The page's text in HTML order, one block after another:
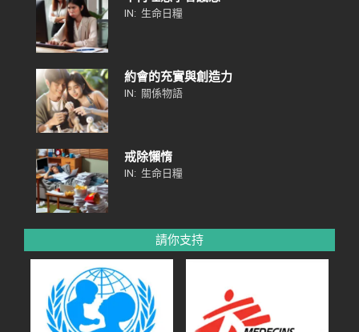
IN: 生命日糧
約會的充實與創造力
IN: 關係物語
戒除懶惰
IN: 生命日糧
請你支持